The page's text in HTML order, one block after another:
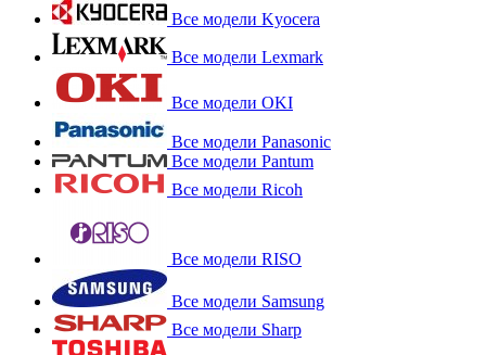
Все модели Kyocera
Все модели Lexmark
Все модели OKI
Все модели Panasonic
Все модели Pantum
Все модели Ricoh
Все модели RISO
Все модели Samsung
Все модели Sharp